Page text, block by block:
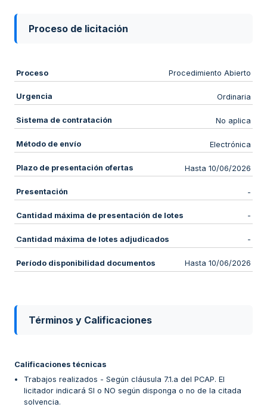
Proceso de licitación
Proceso Procedimiento Abierto
Urgencia Ordinaria
Sistema de contratación No aplica
Método de envío Electrónica
Plazo de presentación ofertas Hasta 10/06/2026
Presentación -
Cantidad máxima de presentación de lotes -
Cantidad máxima de lotes adjudicados -
Período disponibilidad documentos Hasta 10/06/2026
Términos y Calificaciones
Calificaciones técnicas
Trabajos realizados - Según cláusula 7.1.a del PCAP. El
licitador indicará SI o NO según disponga o no de la citada
solvencia.